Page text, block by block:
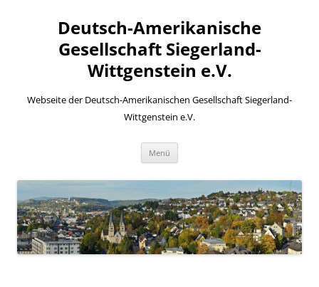
Deutsch-Amerikanische
Gesellschaft Siegerland-
Wittgenstein e.V.
Webseite der Deutsch-Amerikanischen Gesellschaft Siegerland-
Wittgenstein e.V.
Menü